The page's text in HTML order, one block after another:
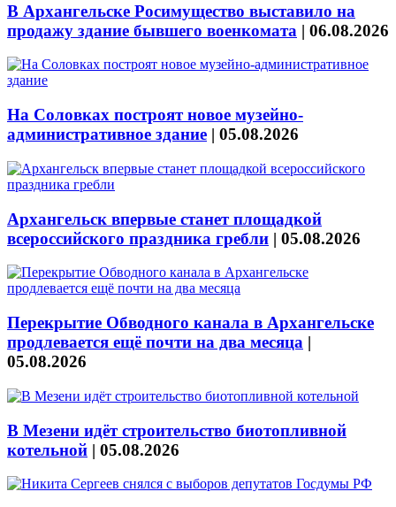
В Архангельске Росимущество выставило на
продажу здание бывшего военкомата | 06.08.2026
На Соловках построят новое музейно-
административное здание | 05.08.2026
Архангельск впервые станет площадкой
всероссийского праздника гребли | 05.08.2026
Перекрытие Обводного канала в Архангельске
продлевается ещё почти на два месяца |
05.08.2026
В Мезени идёт строительство биотопливной
котельной | 05.08.2026